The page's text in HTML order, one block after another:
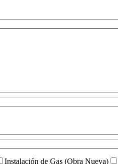
Instalación de Gas (Obra Nueva)